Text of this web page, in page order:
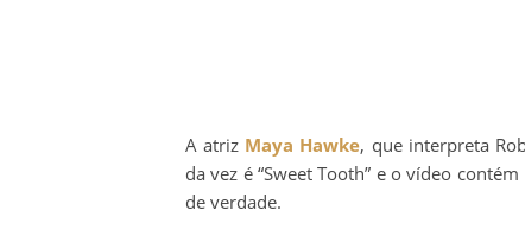
A atriz Maya Hawke, que interpreta
da vez é “Sweet Tooth” e o vídeo
de verdade.